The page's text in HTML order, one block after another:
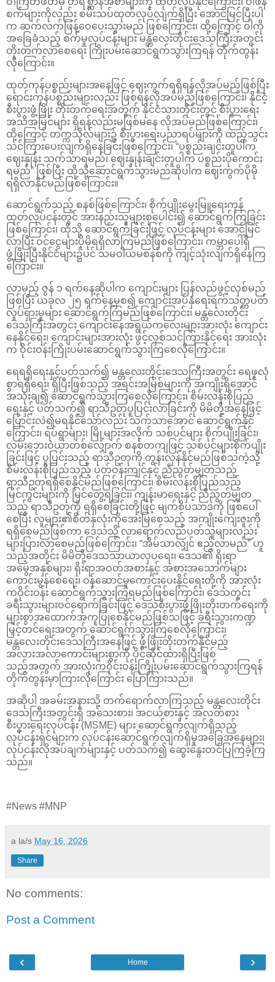
စက်များကိုလည်း စမ်းသပ်ထုတ်လုပ်လျက်ရှိပြီး အောင်မြင်ပြီးပါ
က ဆက်လက်ဖြန့်ဝေပေးသွားမည် ဖြစ်ကြောင်း၊ ထို့ကြောင့် ဝါကို
အခြေခံသည့် စက်မှုလုပ်ငန်းများ မန္တလေးတိုင်းဒေသကြီးအတွင်း
တိုးတက်လာစေရေး ကြိုးပမ်းဆောင်ရွက်သွားကြရန် တိုက်တွန်း
လိုကြောင်း။
ထုတ်ကုန်ပစ္စည်းများအနေဖြင့် ဈေးကွက်ရရှိရန်လိုအပ်မည်ဖြစ်ပြီး
ရောင်းကုန်ပစ္စည်းများလည်း ဖြစ်ရန်လိုအပ်မည်ဖြစ်ကြောင်း၊ နိုင်ငံ့
စီးပွားဖွံ့ဖြိုး တိုးတက်ရေးအတွက် နိုင်ငံသားတိုင်းတွင် စီးပွားရေး
အသိအမြင်များ ရှိရန်လည်းမဖြစ်မနေ လိုအပ်မည်ဖြစ်ကြောင်း၊
ထို့ကြောင့် တက္ကသိုလ်များ၌ စီးပွားရေးပညာရပ်များကို ထည့်သွင်း
သင်ကြားပေးလျက်ရှိနေခြင်းဖြစ်ကြောင်း၊ “ပစ္စည်းချင်းတူပါက
ဈေးနှုန်း သက်သာရမည်၊ ဈေးနှုန်းချင်းတူပါက ပစ္စည်းပိုကောင်း
ရမည်” ဖြစ်ပြီး ထိုသို့ဆောင်ရွက်သွားမည်ဆိုပါက ဈေးကွက်ပိုမို
ရရှိလာနိုင်မည်ဖြစ်ကြောင်း။
ဆောင်ရွက်သည့် စနစ်ဖြစ်ကြောင်း၊ စိုက်ပျိုးမွေးမြူရေးကုန်
ထုတ်လုပ်ငန်းတွင် အားနည်းသူများစုပေါင်း၍ ဆောင်ရွက်ကြခြင်း
ဖြစ်ကြောင်း၊ ထိုသို့ ဆောင်ရွက်ခြင်းဖြင့် လုပ်ငန်းများ အောင်မြင်
လာပြီး ဝင်ငွေများပိုမိုရရှိလာကြမည်ဖြစ်ကြောင်း၊ ကမ္ဘာပေါ်ရှိ
ဖွံ့ဖြိုးပြီးနိုင်ငံများ၌ပင် သမဝါယမစနစ်ကို ကျင့်သုံးလျက်ရှိနေကြ
ကြောင်း။
လာမည့် ဇွန် ၁ ရက်နေ့ဆိုပါက ကျောင်းများ ပြန်လည်ဖွင့်လှစ်မည်
ဖြစ်ပြီး ယခုလ ၂၅ ရက်နေ့မှစ၍ ကျောင်းအပ်နှံရေးရက်သတ္တပတ်
လှုပ်ရှားမှုများ ဆောင်ရွက်ကြမည်ဖြစ်ကြောင်း၊ မန္တလေးတိုင်း
ဒေသကြီးအတွင်း ကျောင်းနေအရွယ်ကလေးများအားလုံး ကျောင်း
နေနိုင်ရေး၊ ကျောင်းများအားလုံး ဖွင့်လှစ်သင်ကြားနိုင်ရေး အားလုံး
က ဝိုင်းဝန်းကြိုးပမ်းဆောင်ရွက်သွားကြစေလိုကြောင်း။
ရေရရှိရေးနှင့်ပတ်သက်၍ မန္တလေးတိုင်းဒေသကြီးအတွင်း ရေဖူလုံ
စွာရရှိရေး၊ ရှိပြီးဖြစ်သည့် အရင်းအမြစ်များကို အကျိုးရှိအောင်
အသုံးချ၍ ဆောင်ရွက်သွားကြစေလိုကြောင်း၊ စိမ်းလန်းစိုပြည်
ရေးနှင့် ပတ်သက်၍ ရာသီဥတုပူပြင်းလာခြင်းကို မိမိတို့အနေဖြင့်
ပြောင်းလဲ၍မရနိုင်သော်လည်း သက်သာအောင် ဆောင်ရွက်နိုင်
ကြောင်း၊ ရပ်ရွာများ၊ မြို့များအလိုက် သစ်ပင်များ စိုက်ပျိုးခြင်း၊
လမ်းဘေးဝဲယာတစ်လျှောက် စနစ်တကျဖြင့် သစ်ပင်များစိုက်ပျိုး
ခြင်းဖြင့် ပူပြင်းသည့် ရာသီဥတုကို တွန်းလှန်နိုင်မည်ဖြစ်သကဲ့သို့
စိမ်းလန်းစိုပြည်သည့် ပတ်ဝန်းကျင်နှင့် ညီညွတ်မျှတသည့်
ရာသီဥတုရရှိစေနိုင်မည်ဖြစ်ကြောင်း၊ စိမ်းလန်းစိုပြည်သည့်
မြင်ကွင်းများကို မြင်တွေ့ရခြင်း၊ ကျန်းမာရေးနှင့် ညီညွတ်မျှတ
သည့် ရာသီဥတုကို ရရှိစေခြင်းတို့ဖြင့် မျက်စိပသာဒကို ဖြစ်ပေါ်
စေပြီး လူများ၏စိတ်နှလုံးကိုအေးမြစေသည့် အကျိုးကျေးဇူးကို
ရရှိစေမည်ဖြစ်ကာ ဒေသသို့ လာရောက်လည်ပတ်သူများလည်း
များပြားလာစေမည်ဖြစ်ကြောင်း၊ “အိမ်သာလျှင် ဧည့်လာမည်” ဟူ
သည့်အတိုင်း မိမိတို့ဒေသသာယာလှပရေး၊ ဒေသ၏ ရိုးရာ
အမွေအနှစ်များ၊ ရိုးရာအဝတ်အစားနှင့် အစားအသောက်များ
ကောင်းမွန်စေရေး၊ ဝန်ဆောင်မှုကောင်းပေးနိုင်ရေးတို့ကို အားလုံး
ကဝိုင်းဝန်း ဆောင်ရွက်သွားကြရမည်ဖြစ်ကြောင်း၊ ဒေသတွင်း
ခရီးသွားများဝင်ရောက်ခြင်းဖြင့် ဒေသစီးပွားဖွံ့ဖြိုးတိုးတက်ရေးကို
များစွာအထောက်အကူပြုစေနိုင်မည်ဖြစ်သဖြင့် ခရီးသွားကဏ္ဍ
မြှင့်တင်ရေးအတွက် ဆောင်ရွက်သွားကြစေလိုကြောင်း၊
မန္တလေးတိုင်းဒေသကြီးအနေဖြင့် ဖွံ့ဖြိုးတိုးတက်နိုင်မည့်
အလားအလာကောင်းများစွာကို ပိုင်ဆိုင်ထားရှိပြီးဖြစ်
သည့်အတွက် အားလုံးကဝိုင်းဝန်းကြိုးပမ်းဆောင်ရွက်သွားကြရန်
တိုက်တွန်းမှာကြားလိုကြောင်း ပြောကြားသည်။
အဆိုပါ အခမ်းအနားသို့ တက်ရောက်လာကြသည့် မန္တလေးတိုင်း
ဒေသကြီးအတွင်းရှိ အသေးစား၊ အငယ်စားနှင့် အလတ်စား
စီးပွားရေးလုပ်ငန်း (MSME) များ ဆောင်ရွက်လျက်ရှိသည့်
လုပ်ငန်းရှင်များက လုပ်ငန်းဆောင်ရွက်လျက်ရှိမှုအခြေအနေများ၊
လုပ်ငန်းလိုအပ်ချက်များနှင့် ပတ်သက်၍ ဆွေးနွေးတင်ပြကြခဲ့ကြ
သည်။
#News #MNP
a la/s May 16, 2026
Share
No comments:
Post a Comment
‹ ›
Home